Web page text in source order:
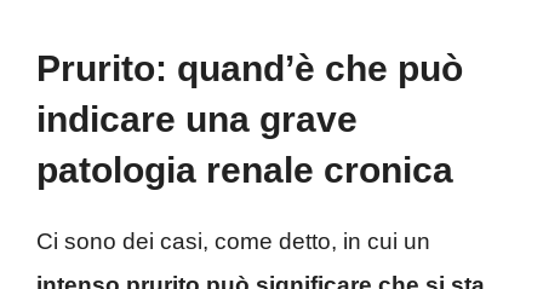
Prurito: quand’è che può
indicare una grave
patologia renale cronica
Ci sono dei casi, come detto, in cui un